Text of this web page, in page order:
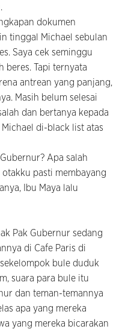
dokumen
tinggal Michael sebulan
Saya cek seminggu
beres. Tapi ternyata
antrean yang panjang,
Masih belum selesai
dan bertanya kepada
Michael di-black list atas
Apa salah
pasti membayang
Ibu Maya lalu
Pak Gubernur sedang
di Cafe Paris di
bule duduk
suara para bule itu
dan teman-temannya
apa yang mereka
yang mereka bicarakan